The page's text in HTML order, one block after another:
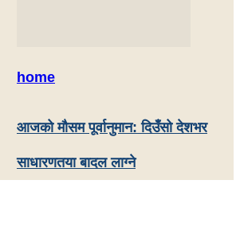
home
आजको मौसम पूर्वानुमान: दिउँसो देशभर
साधारणतया बादल लाग्ने